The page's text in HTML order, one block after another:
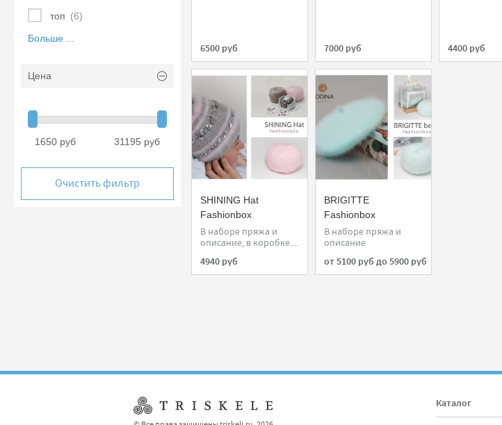
топ (6)
Больше ...
Цена
1650 руб 31195 руб
Очистить фильтр
6500 руб 7000 руб 4400 руб
SHINING Hat
Fashionbox
В наборе пряжа и
описание, в коробке....
4940 руб
BRIGITTE
Fashionbox
В наборе пряжа и
описание
от 5100 руб до 5900 руб
Каталог